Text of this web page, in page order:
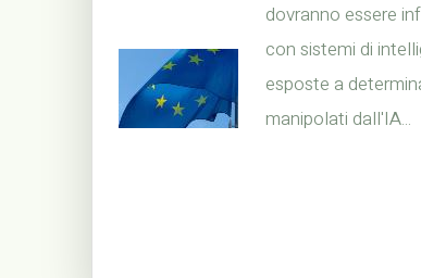
dovranno essere
con sistemi di
esposte a
manipolati dall'IA...